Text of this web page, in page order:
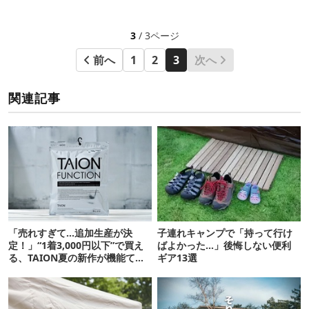
3/ 3ページ
前へ 1 2 3 次へ
関連記事
「売れすぎて…追加生産が決
定！」“1着3,000円以下”で買え
る、TAION夏の新作が機能てん
子連れキャンプで「持って行け
ばよかった…」後悔しない便利
ギア13選